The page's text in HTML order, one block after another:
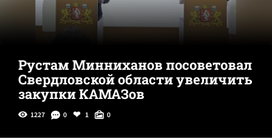
Рустам Минниханов посоветовал
Свердловской области увеличить
закупки КАМАЗов
1227 0 1 0